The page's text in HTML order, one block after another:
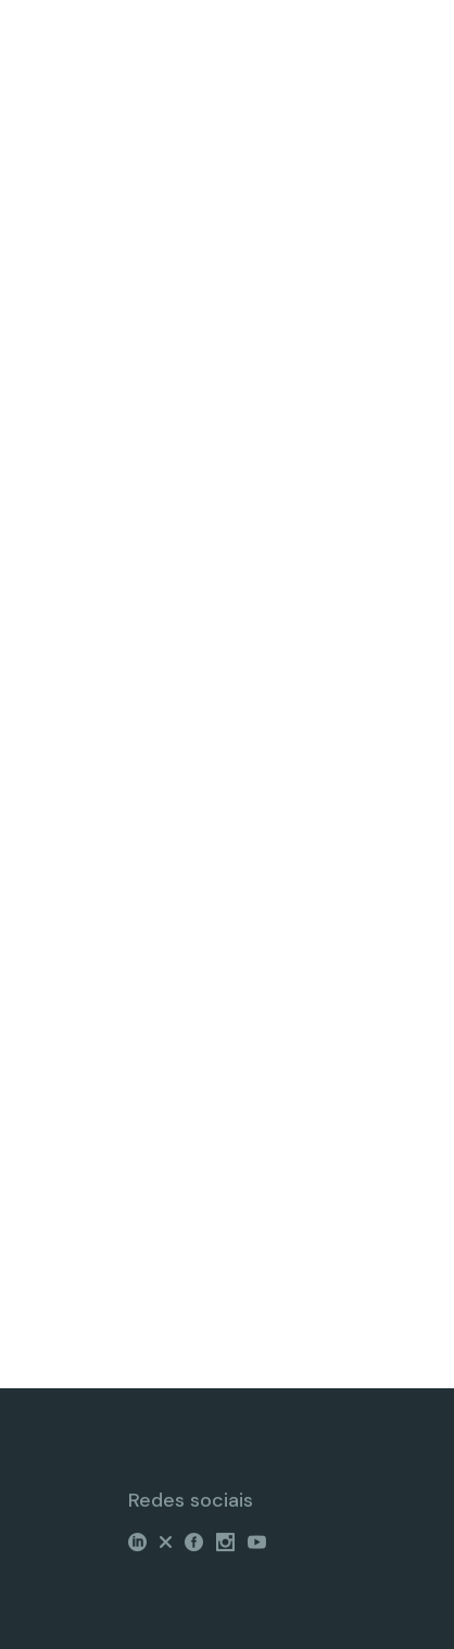
Redes sociais